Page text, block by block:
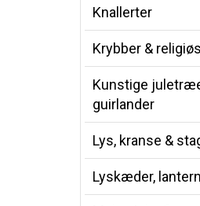
Knallerter
Krybber &
Kunstige
guirlander
Lys, kranse &
Lyskæder,